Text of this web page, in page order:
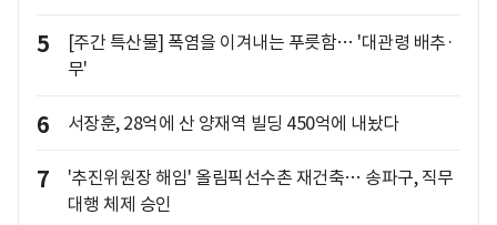
5
[주간 특산물] 폭염을 이겨내는 푸릇함… '대관령 배추·
무'
6 서장훈, 28억에 산 양재역 빌딩 450억에 내놨다
7
'추진위원장 해임' 올림픽선수촌 재건축… 송파구, 직무
대행 체제 승인